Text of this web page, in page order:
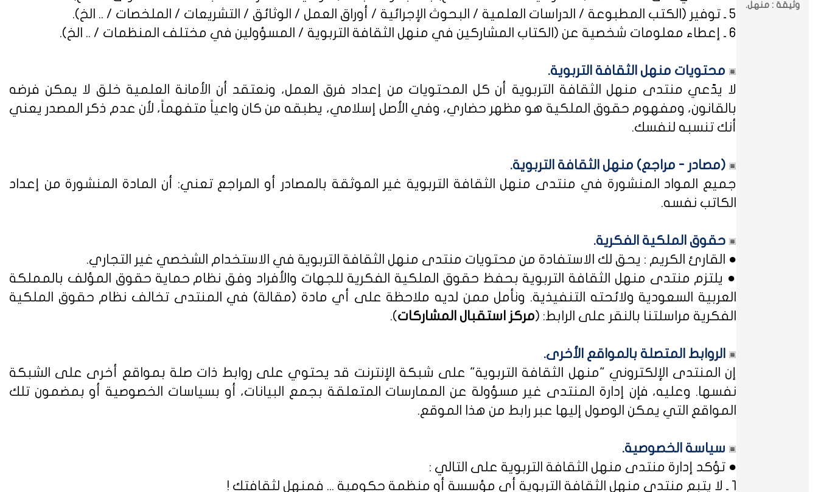
وثيقة : منهل.
5 ـ توفير (الكتب المطبوعة / الدراسات العلمية / البحوث الإجرائية / أوراق العمل / الوثائق / التشريعات / الملخصات / .. الخ).
6 ـ إعطاء معلومات شخصية عن (الكتاب المشاركين في منهل الثقافة التربوية / المسؤولين في مختلف المنظمات / .. الخ).
محتويات منهل الثقافة التربوية.
لا يدّعي منتدى منهل الثقافة التربوية أن كل المحتويات من إعداد فرق العمل، ونعتقد أن الأمانة العلمية خلق لا يمكن فرضه
بالقانون، ومفهوم حقوق الملكية هو مظهر حضاري، وفي الأصل إسلامي، يطبقه من كان واعياً متفهماً، لأن عدم ذكر المصدر يعني
أنك تنسبه لنفسك.
(مصادر - مراجع) منهل الثقافة التربوية.
جميع المواد المنشورة في منتدى منهل الثقافة التربوية غير الموثقة بالمصادر أو المراجع تعني: أن المادة المنشورة من إعداد
الكاتب نفسه.
حقوق الملكية الفكرية.
● القارئ الكريم : يحق لك الاستفادة من محتويات منتدى منهل الثقافة التربوية في الاستخدام الشخصي غير التجاري.
● يلتزم منتدى منهل الثقافة التربوية بحفظ حقوق الملكية الفكرية للجهات والأفراد وفق نظام حماية حقوق المؤلف بالمملكة
العربية السعودية ولائحته التنفيذية. ونأمل ممن لديه ملاحظة على أي مادة (مقالة) في المنتدى تخالف نظام حقوق الملكية
الفكرية مراسلتنا بالنقر على الرابط: (مركز استقبال المشاركات).
الروابط المتصلة بالمواقع الأخرى.
إن المنتدى الإلكتروني "منهل الثقافة التربوية" على شبكة الإنترنت قد يحتوي على روابط ذات صلة بمواقع أخرى على الشبكة
نفسها. وعليه، فإن إدارة المنتدى غير مسؤولة عن الممارسات المتعلقة بجمع البيانات، أو بسياسات الخصوصية أو بمضمون تلك
المواقع التي يمكن الوصول إليها عبر رابط من هذا الموقع.
سياسة الخصوصية.
● تؤكد إدارة منتدى منهل الثقافة التربوية على التالي :
1 ـ لا يتبع منتدى منهل الثقافة التربوية أي مؤسسة أو منظمة حكومية ... فمنهل لثقافتك !